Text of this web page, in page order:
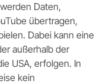
Daten,
übertragen,
Dabei kann eine
außerhalb der
USA, erfolgen. In
kein